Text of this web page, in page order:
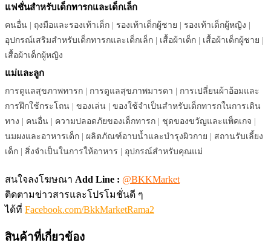
แฟชั่นสำหรับเด็กทารกและเด็กเล็ก
คนอื่น | ถุงมือและรองเท้าเด็ก | รองเท้าเด็กผู้ชาย | รองเท้าเด็กผู้หญิง |
อุปกรณ์เสริมสำหรับเด็กทารกและเด็กเล็ก | เสื้อผ้าเด็ก | เสื้อผ้าเด็กผู้ชาย |
เสื้อผ้าเด็กผู้หญิง
แม่และลูก
การดูแลสุขภาพทารก | การดูแลสุขภาพมารดา | การเปลี่ยนผ้าอ้อมและ
การฝึกใช้กระโถน | ของเล่น | ของใช้จำเป็นสำหรับเด็กทารกในการเดิน
ทาง | คนอื่น | ความปลอดภัยของเด็กทารก | ชุดของขวัญและแพ็คเกจ |
นมผงและอาหารเด็ก | ผลิตภัณฑ์อาบน้ำและบำรุงผิวกาย | สถานรับเลี้ยง
เด็ก | สิ่งจำเป็นในการให้อาหาร | อุปกรณ์สำหรับคุณแม่
สนใจลงโฆษณา Add Line : @BKKMarket
ติดตามข่าวสารและโปรโมชั่นดี ๆ
ได้ที่ Facebook.com/BkkMarketRama2
สินค้าที่เกี่ยวข้อง